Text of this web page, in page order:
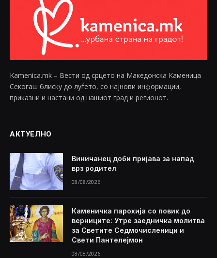
Kamenica.mk – Вести од срцето на Македонска Каменица
Секогаш блиску до луѓето, со најнови информации,
приказни и настани од нашиот град и регионот.
АКТУЕЛНО
Виничанец доби пријава за напад
врз родител
08/08/2026
Каменичка парохија со повик до
верниците: Утре заедничка молитва
за Светите Седмочисленици и
Свети Пантелејмон
08/08/2026